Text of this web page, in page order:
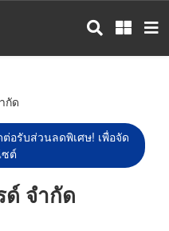
กัด
อรับส่วนลดพิเศษ! เพื่อจัด
ซต์
จำกัด